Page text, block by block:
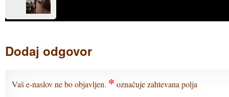
Dodaj odgovor
Vaš e-naslov ne bo objavljen. * označuje zahtevana polja